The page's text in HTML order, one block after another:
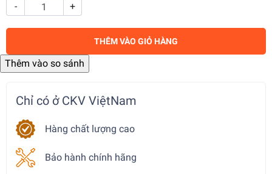
- +
THÊM VÀO GIỎ HÀNG
Chỉ có ở CKV ViệtNam
Hàng chất lượng cao
Bảo hành chính hãng